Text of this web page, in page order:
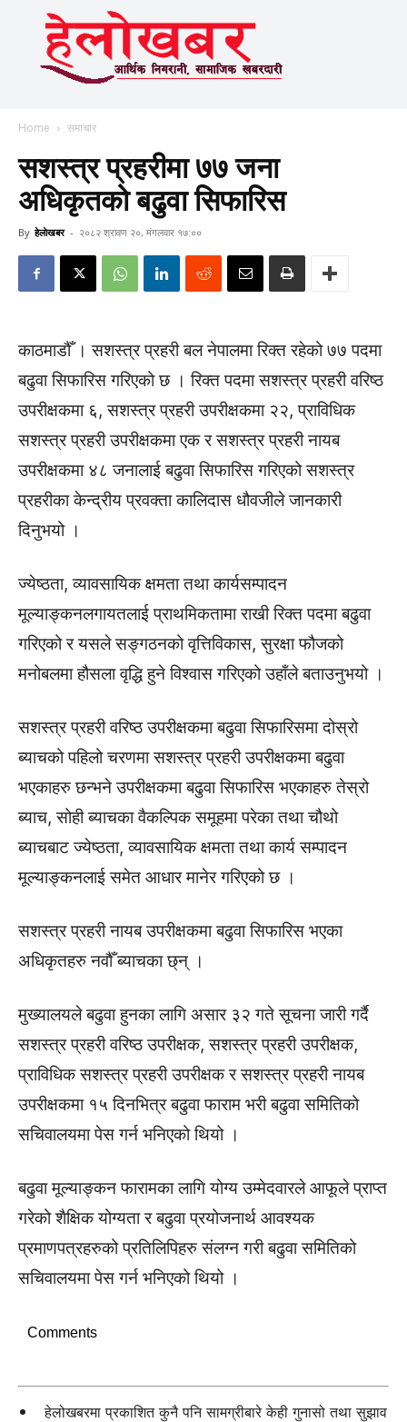
Home समाचार
सशस्त्र प्रहरीमा ७७ जना
अधिकृतको बढुवा सिफारिस
By हेलाेखबर - २०८२ श्रावण २०, मंगलवार १७:००
काठमाडौँ । सशस्त्र प्रहरी बल नेपालमा रिक्त रहेको ७७ पदमा
बढुवा सिफारिस गरिएको छ । रिक्त पदमा सशस्त्र प्रहरी वरिष्ठ
उपरीक्षकमा ६, सशस्त्र प्रहरी उपरीक्षकमा २२, प्राविधिक
सशस्त्र प्रहरी उपरीक्षकमा एक र सशस्त्र प्रहरी नायब
उपरीक्षकमा ४८ जनालाई बढुवा सिफारिस गरिएको सशस्त्र
प्रहरीका केन्द्रीय प्रवक्ता कालिदास धौवजीले जानकारी
दिनुभयो ।
ज्येष्ठता, व्यावसायिक क्षमता तथा कार्यसम्पादन
मूल्याङ्कनलगायतलाई प्राथमिकतामा राखी रिक्त पदमा बढुवा
गरिएको र यसले सङ्गठनको वृत्तिविकास, सुरक्षा फौजको
मनोबलमा हौसला वृद्धि हुने विश्वास गरिएको उहाँले बताउनुभयो ।
सशस्त्र प्रहरी वरिष्ठ उपरीक्षकमा बढुवा सिफारिसमा दोस्रो
ब्याचको पहिलो चरणमा सशस्त्र प्रहरी उपरीक्षकमा बढुवा
भएकाहरु छन्भने उपरीक्षकमा बढुवा सिफारिस भएकाहरु तेस्रो
ब्याच, सोही ब्याचका वैकल्पिक समूहमा परेका तथा चौथो
ब्याचबाट ज्येष्ठता, व्यावसायिक क्षमता तथा कार्य सम्पादन
मूल्याङ्कनलाई समेत आधार मानेर गरिएको छ ।
सशस्त्र प्रहरी नायब उपरीक्षकमा बढुवा सिफारिस भएका
अधिकृतहरु नवौँ ब्याचका छ्न् ।
मुख्यालयले बढुवा हुनका लागि असार ३२ गते सूचना जारी गर्दै
सशस्त्र प्रहरी वरिष्ठ उपरीक्षक, सशस्त्र प्रहरी उपरीक्षक,
प्राविधिक सशस्त्र प्रहरी उपरीक्षक र सशस्त्र प्रहरी नायब
उपरीक्षकमा १५ दिनभित्र बढुवा फाराम भरी बढुवा समितिको
सचिवालयमा पेस गर्न भनिएको थियो ।
बढुवा मूल्याङ्कन फारामका लागि योग्य उम्मेदवारले आफूले प्राप्त
गरेको शैक्षिक योग्यता र बढुवा प्रयोजनार्थ आवश्यक
प्रमाणपत्रहरुको प्रतिलिपिहरु संलग्न गरी बढुवा समितिको
सचिवालयमा पेस गर्न भनिएको थियो ।
Comments
हेलोखबरमा प्रकाशित कुनै पनि सामग्रीबारे केही गुनासो तथा सुझाव